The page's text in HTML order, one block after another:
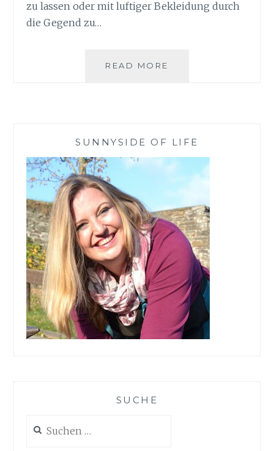
zu lassen oder mit luftiger Bekleidung durch
die Gegend zu…
READ MORE
SILIKON
VON
ZOLLNER24
SUNNYSIDE OF LIFE
SUCHE
nach: